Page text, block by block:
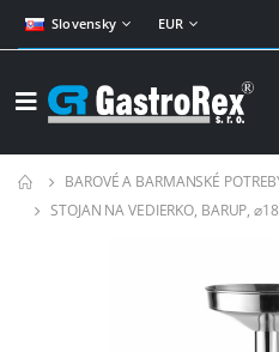
Slovensky EUR
BAROVÉ A BARMANSKÉ
STOJAN NA VEDIERKO, BARUP,